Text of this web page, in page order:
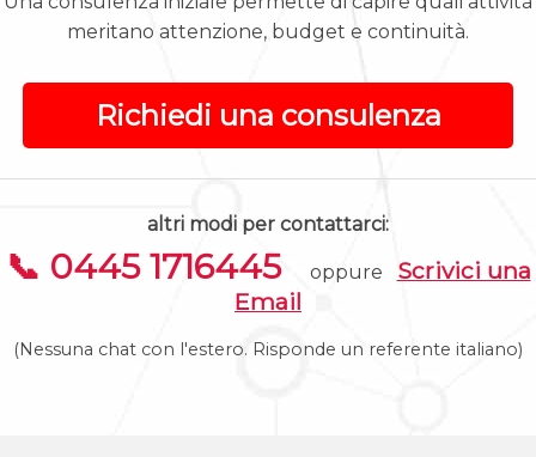
meritano attenzione, budget e continuità.
Richiedi una consulenza
altri modi per contattarci:
📞 0445 1716445 oppure Scrivici una
Email
(Nessuna chat con l'estero. Risponde un referente italiano)